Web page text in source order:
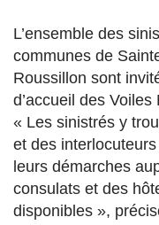
L’ensemble des
communes de
Roussillon sont
d’accueil des
« Les sinistrés y
et des
leurs démarches
consulats et des
disponibles »,